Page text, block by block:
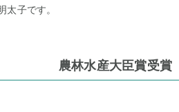
太子です。
農林水産大臣賞受賞